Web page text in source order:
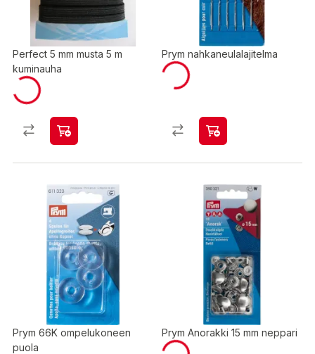
Perfect 5 mm musta 5 m
kuminauha
Prym nahkaneulalajitelma
Prym 66K ompelukoneen
puola
Prym Anorakki 15 mm neppari